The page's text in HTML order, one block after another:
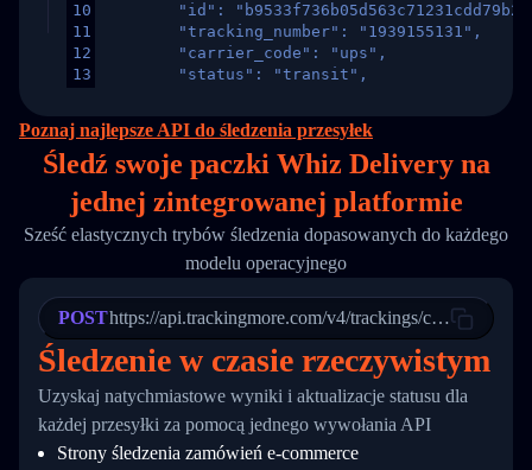
10
11
12
13
16
17
19
20
21
24
26
27
28
29
30
31
"id":
        "tracking_number": "1939155131",
        "carrier_code": "ups",
        "status": "transit",
        "itemTimeLength": 2,
        "weblink": "",
        "phone": null,
        "trackinfo": [
          {
            "Date": "2017-03-08 04: 22: 00",
"StatusDescription": "Departed
          },
          {
            "Date": "2017-03-06 15:28:00",
"StatusDescription": "Shipment
"Details": "BEIJING-
          }
        ]
      }
Poznaj najlepsze API do śledzenia przesyłek
Śledź swoje paczki Whiz Delivery na
jednej zintegrowanej platformie
Sześć elastycznych trybów śledzenia dopasowanych do każdego
modelu operacyjnego
POSThttps://api.trackingmore.com/v4/trackings/create
Śledzenie w czasie rzeczywistym
Uzyskaj natychmiastowe wyniki i aktualizacje statusu dla
każdej przesyłki za pomocą jednego wywołania API
Strony śledzenia zamówień e-commerce